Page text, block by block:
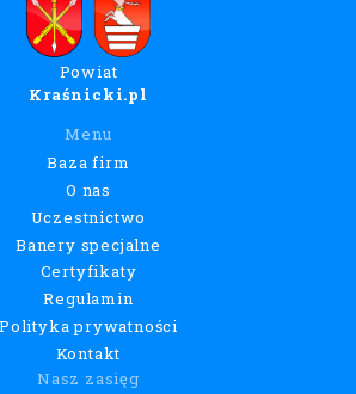
Powiat
Kraśnicki.pl
Menu
Baza firm
O nas
Uczestnictwo
Banery specjalne
Certyfikaty
Regulamin
Polityka prywatności
Kontakt
Nasz zasięg